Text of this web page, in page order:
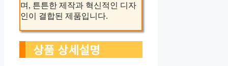
며, 튼튼한 제작과 혁신적인 디자
인이 결합된 제품입니다.
상품 상세설명